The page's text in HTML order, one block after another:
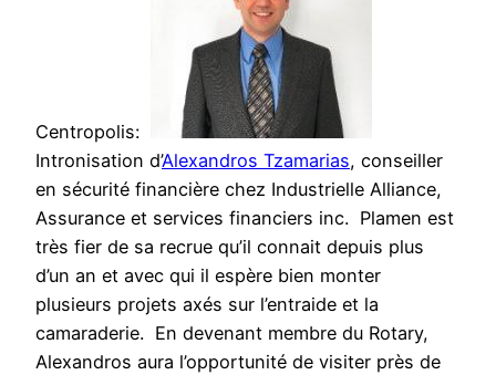
Centropolis:
Intronisation d’Alexandros Tzamarias, conseiller
en sécurité financière chez Industrielle Alliance,
Assurance et services financiers inc. Plamen est
très fier de sa recrue qu’il connait depuis plus
d’un an et avec qui il espère bien monter
plusieurs projets axés sur l’entraide et la
camaraderie. En devenant membre du Rotary,
Alexandros aura l’opportunité de visiter près de